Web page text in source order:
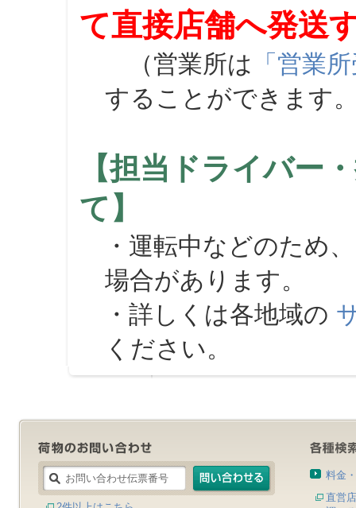
て直接店舗へ発送
（営業所は 「営業
することができます
【担当ドライバー
て】
・運転中などのため
場合があります。
・詳しくは各地域の
ください。
料金
直営